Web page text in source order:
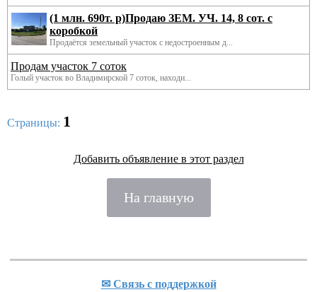
(1 млн. 690т. р)Продаю ЗЕМ. УЧ. 14, 8 сот. с
коробкой
Продаётся земельный участок с недостроенным д...
Продам участок 7 соток
Голый участок во Владимирской 7 соток, находи...
Страницы: 1
Добавить объявление в этот раздел
На главную
✉ Cвязь с поддержкой